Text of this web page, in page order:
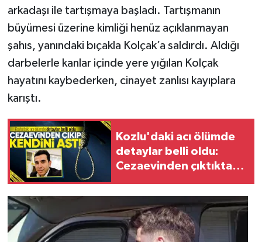
arkadaşı ile tartışmaya başladı. Tartışmanın
büyümesi üzerine kimliği henüz açıklanmayan
şahıs, yanındaki bıçakla Kolçak’a saldırdı. Aldığı
darbelerle kanlar içinde yere yığılan Kolçak
hayatını kaybederken, cinayet zanlısı kayıplara
karıştı.
Kozlu'daki acı ölümde
detaylar belli oldu:
Cezaevinden çıktıktan